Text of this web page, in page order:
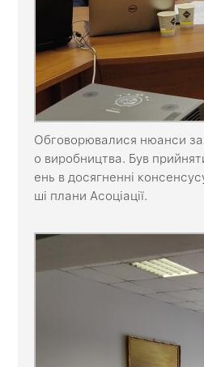
Обговорювалися нюанси
о виробництва. Був
ень в досягненні
ші плани Асоціації.